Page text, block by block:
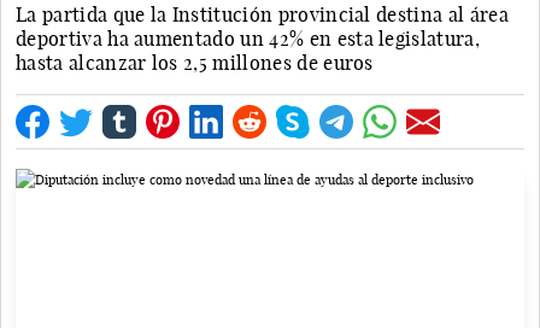
La partida que la Institución provincial destina al área
deportiva ha aumentado un 42% en esta legislatura,
hasta alcanzar los 2,5 millones de euros